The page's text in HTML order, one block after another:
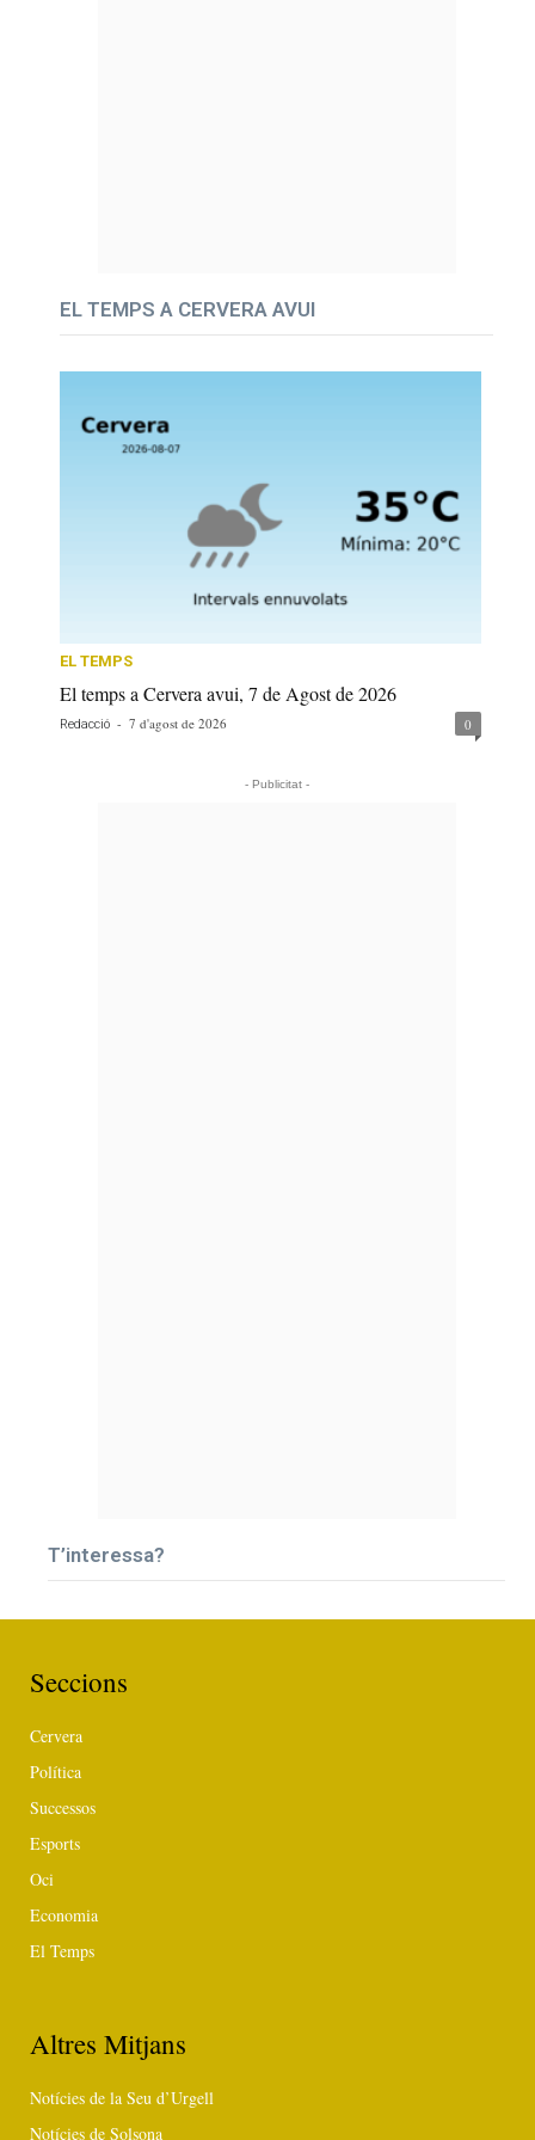
EL TEMPS A CERVERA AVUI
EL TEMPS
El temps a Cervera avui, 7 de Agost de 2026
Redacció - 7 d'agost de 2026 0
- Publicitat -
T’interessa?
Seccions
Cervera
Política
Successos
Esports
Oci
Economia
El Temps
Altres Mitjans
Notícies de la Seu d’Urgell
Notícies de Solsona